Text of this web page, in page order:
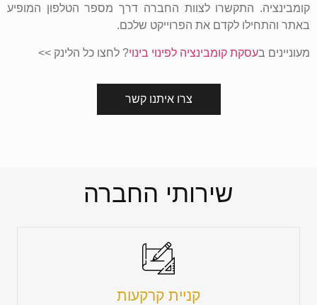
קומבינציה. התקשרו לצוות החברה דרך מספר הטלפון המופיע
באתר והתחילו לקדם את הפרוייקט שלכם.
מעוניינים בעסקת קומבינציה לפינוי בינוי? לחצו כל הלינק >>
צרו איתנו קשר
שירותי החברה
קניית קרקעות